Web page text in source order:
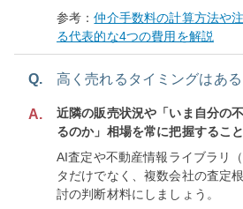
参考：仲介手数料の計算方法や
る代表的な4つの費用を解説
Q. 高く売れるタイミングはある
A.
近隣の販売状況や「いま自分の
るのか」相場を常に把握するこ
AI査定や不動産情報ライブラリ
タだけでなく、複数会社の査定
討の判断材料にしましょう。